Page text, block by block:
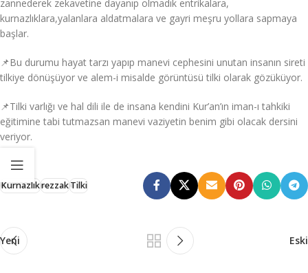
zannederek zekavetine dayanıp olmadık entrikalara,
kurnazlıklara,yalanlara aldatmalara ve gayri meşru yollara sapmaya
başlar.
📌Bu durumu hayat tarzı yapıp manevi cephesini unutan insanın sireti
tilkiye dönüşüyor ve alem-i misalde görüntüsü tilki olarak gözüküyor.
📌Tilki varlığı ve hal dili ile de insana kendini Kur’an’ın iman-ı tahkiki
eğitimine tabi tutmazsan manevi vaziyetin benim gibi olacak dersini
veriyor.
KurnazlıkrezzakTilki
Yeni Eski